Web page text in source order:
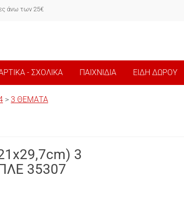
άνω των 25€
- ΣΧΟΛΙΚΑ ΠΑΙΧΝΙΔΙΑ ΕΙΔΗ ΔΩΡΟΥ
> 3 ΘΕΜΑΤΑ
3
35307